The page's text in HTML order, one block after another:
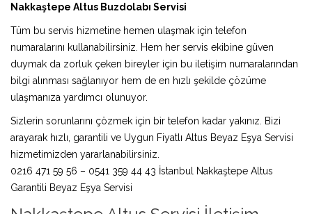
Nakkaştepe Altus Buzdolabı Servisi
Tüm bu servis hizmetine hemen ulaşmak için telefon
numaralarını kullanabilirsiniz. Hem her servis ekibine güven
duymak da zorluk çeken bireyler için bu iletişim numaralarından
bilgi alınması sağlanıyor hem de en hızlı şekilde çözüme
ulaşmanıza yardımcı olunuyor.
Sizlerin sorunlarını çözmek için bir telefon kadar yakınız. Bizi
arayarak hızlı, garantili ve Uygun Fiyatlı Altus Beyaz Eşya Servisi
hizmetimizden yararlanabilirsiniz.
0216 471 59 56 – 0541 359 44 43 İstanbul Nakkaştepe Altus
Garantili Beyaz Eşya Servisi